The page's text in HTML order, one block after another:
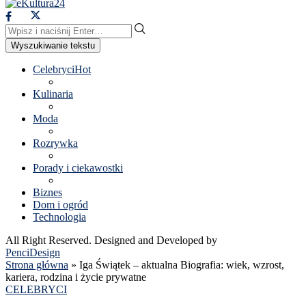
Wyszukiwanie tekstu
CelebryciHot
Kulinaria
Moda
Rozrywka
Porady i ciekawostki
Biznes
Dom i ogród
Technologia
All Right Reserved. Designed and Developed by
PenciDesign
Strona główna » Iga Świątek – aktualna Biografia: wiek, wzrost,
kariera, rodzina i życie prywatne
CELEBRYCI